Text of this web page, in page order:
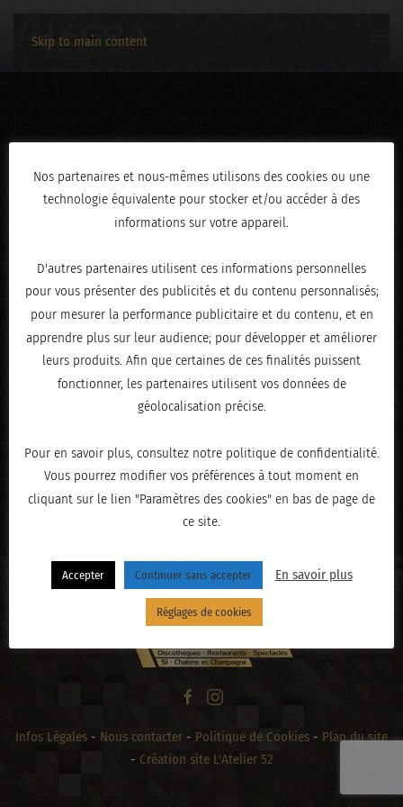
Skip to main content
IMG_2196
ÉCRIT LEAVRIL 30, 2026 .
« PRÉCÉDENT
Infos Légales - Nous contacter - Politique de Cookies - Plan du site
- Création site L'Atelier 52
Nos partenaires et nous-mêmes utilisons des cookies ou une
technologie équivalente pour stocker et/ou accéder à des
informations sur votre appareil.
D'autres partenaires utilisent ces informations personnelles
pour vous présenter des publicités et du contenu personnalisés;
pour mesurer la performance publicitaire et du contenu, et en
apprendre plus sur leur audience; pour développer et améliorer
leurs produits. Afin que certaines de ces finalités puissent
fonctionner, les partenaires utilisent vos données de
géolocalisation précise.
Pour en savoir plus, consultez notre politique de confidentialité.
Vous pourrez modifier vos préférences à tout moment en
cliquant sur le lien "Paramètres des cookies" en bas de page de
ce site.
Accepter Continuer sans accepter En savoir plus
Réglages de cookies